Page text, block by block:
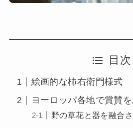
目次
絵画的な柿右衛門様式
ヨーロッパ各地で賞賛
野の草花と器を融合